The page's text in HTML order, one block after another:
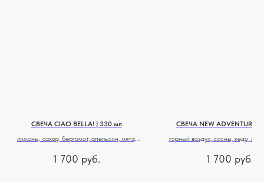
СВЕЧА CIAO BELLA! | 330 мл
лимоны, сахар, бергамот, апельсин, мята,
1 700 руб.
СВЕЧА NEW ADVENTURE |
горный воздух, сосны, кедр,
1 700 руб.